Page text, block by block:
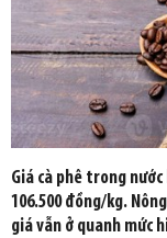
Giá cà phê trong
106.500 đồng/kg.
giá vẫn ở quanh mức